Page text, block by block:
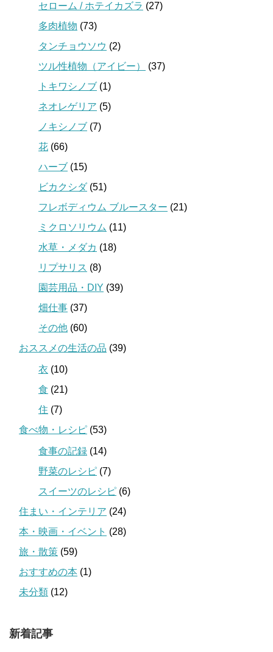
セローム / ホテイカズラ (27)
多肉植物 (73)
タンチョウソウ (2)
ツル性植物（アイビー）
(37)
トキワシノブ (1)
ネオレゲリア (5)
ノキシノブ (7)
花 (66)
ハーブ (15)
ビカクシダ(51)
フレボディウム ブルースター (21)
ミクロソリウム (11)
水草・メダカ (18)
リプサリス (8)
園芸用品・DIY (39)
畑仕事 (37)
その他 (60)
おススメの生活の品 (39)
衣 (10)
食 (21)
住 (7)
食べ物・レシピ (53)
食事の記録 (14)
野菜のレシピ (7)
スイーツのレシピ (6)
住まい・インテリア (24)
本・映画・イベント (28)
旅・散策 (59)
おすすめの本 (1)
未分類 (12)
新着記事